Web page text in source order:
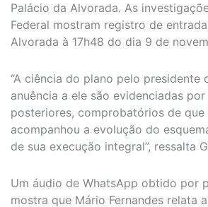
Palácio da Alvorada. As
Federal mostram registro de
Alvorada à 17h48 do dia 9 de
“A ciência do plano pelo presidente
anuência a ele são evidenciadas
posteriores, comprobatórios de que
acompanhou a evolução do
de sua execução integral”, ressalta
Um áudio de WhatsApp obtido por
mostra que Mário Fernandes relata